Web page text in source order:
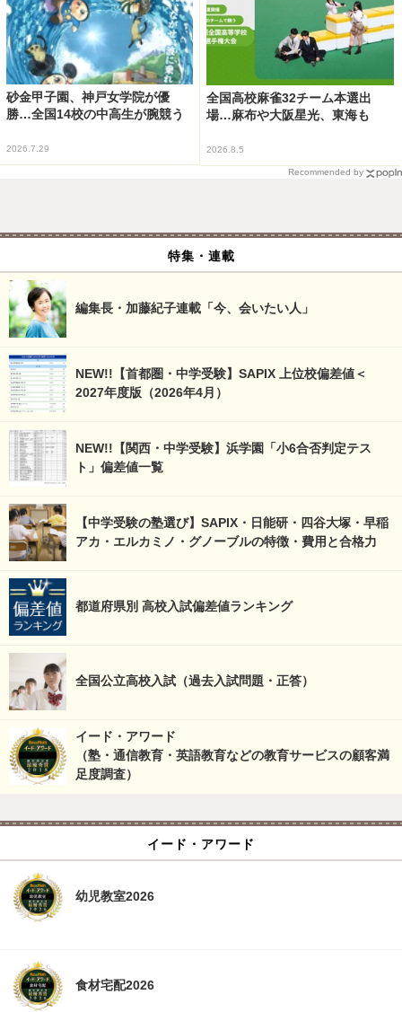
砂金甲子園、神戸女学院が優
勝…全国14校の中高生が腕競う
2026.7.29
全国高校麻雀32チーム本選出
場…麻布や大阪星光、東海も
2026.8.5
Recommended by
特集・連載
編集長・加藤紀子連載「今、会いたい人」
NEW!!【首都圏・中学受験】SAPIX 上位校偏差値＜
2027年度版（2026年4月）
NEW!!【関西・中学受験】浜学園「小6合否判定テス
ト」偏差値一覧
【中学受験の塾選び】SAPIX・日能研・四谷大塚・早稲
アカ・エルカミノ・グノーブルの特徴・費用と合格力
都道府県別 高校入試偏差値ランキング
全国公立高校入試（過去入試問題・正答）
イード・アワード
（塾・通信教育・英語教育などの教育サービスの顧客満
足度調査）
イード・アワード
幼児教室2026
食材宅配2026